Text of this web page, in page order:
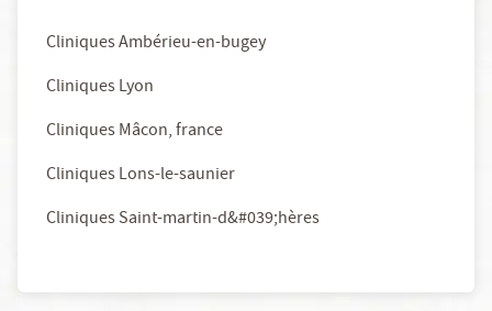
Cliniques Ambérieu-en-bugey
Cliniques Lyon
Cliniques Mâcon, france
Cliniques Lons-le-saunier
Cliniques Saint-martin-d&#039;hères